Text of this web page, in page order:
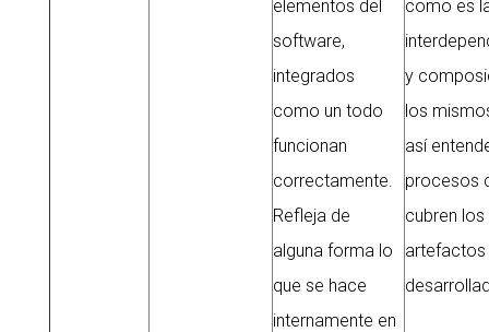
elementos del
software,
integrados
como un todo
funcionan
correctamente.
Refleja de
alguna forma lo
que se hace
internamente en
como es
y
los
así
procesos
cubren
artefactos